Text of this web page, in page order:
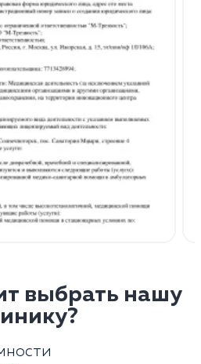
выбрать нашу